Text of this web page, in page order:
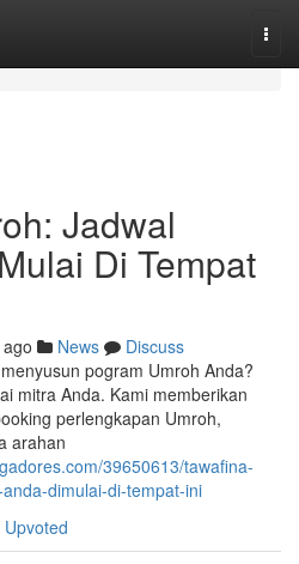
Jadwal
Di Tempat
News
Discuss
pogram Umroh Anda?
mitra Anda. Kami memberikan
perlengkapan Umroh,
arahan
39650613/tawafina-
dimulai-di-tempat-ini